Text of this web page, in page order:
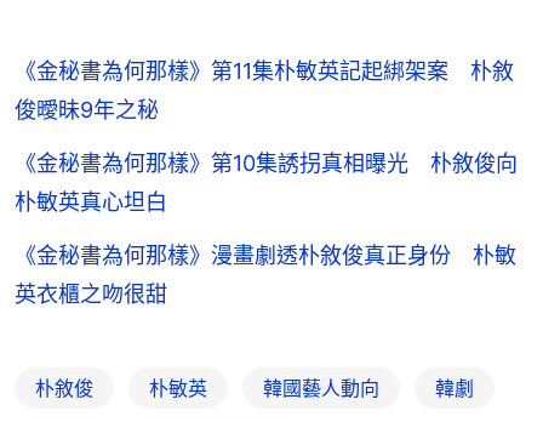
《金秘書為何那樣》第11集朴敏英記起綁架案 朴敘
俊曖昧9年之秘
《金秘書為何那樣》第10集誘拐真相曝光 朴敘俊向
朴敏英真心坦白
《金秘書為何那樣》漫畫劇透朴敘俊真正身份 朴敏
英衣櫃之吻很甜
朴敘俊 朴敏英 韓國藝人動向 韓劇